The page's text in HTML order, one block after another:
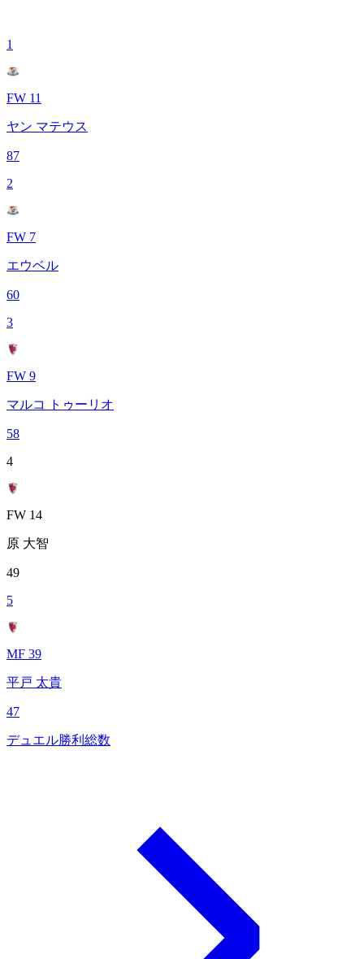
1
FW 11
ヤン マテウス
87
2
FW 7
エウベル
60
3
FW 9
マルコ トゥーリオ
58
4
FW 14
原 大智
49
5
MF 39
平戸 太貴
47
デュエル勝利総数